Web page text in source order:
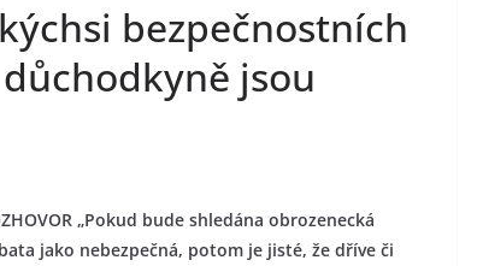
bezpečnostních
jsou
„Pokud bude shledána obrozenecká
jako nebezpečná, potom je jisté, že dříve či